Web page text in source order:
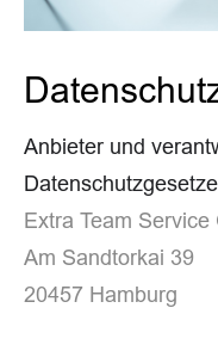
Anbieter und
Extra Team Service
Am Sandtorkai 39
20457 Hamburg